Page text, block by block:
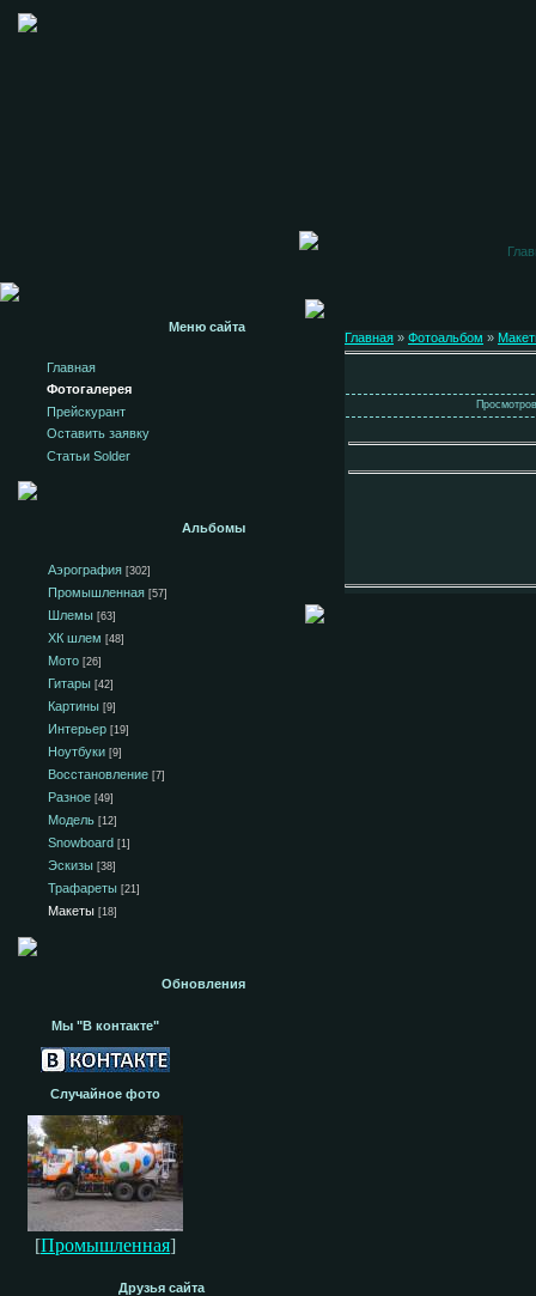
Меню сайта
Главная
Фотогалерея
Прейскурант
Оставить заявку
Статьи Solder
Альбомы
Аэрография [302]
Промышленная [57]
Шлемы [63]
ХК шлем [48]
Мото [26]
Гитары [42]
Картины [9]
Интерьер [19]
Ноутбуки [9]
Восстановление [7]
Разное [49]
Модель [12]
Snowboard [1]
Эскизы [38]
Трафареты [21]
Макеты [18]
Обновления
Мы "В контакте"
Случайное фото
[Промышленная]
Друзья сайта
Главная » Фотоальбом »